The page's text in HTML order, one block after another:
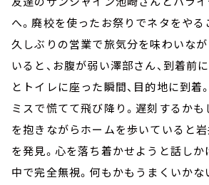
へ。廃校を使ったお祭りでネタをやる
久しぶりの営業で旅気分を味わいな
いると、お腹が弱い澤部さん、到着前
とトイレに座った瞬間、目的地に到着
ミスで慌てて飛び降り。遅刻するか
を抱きながらホームを歩いていると
を発見。心を落ち着かせようと話しか
中で完全無視。何もかもうまくいかな